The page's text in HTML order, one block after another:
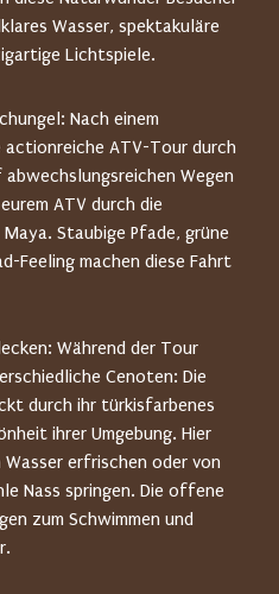
Wasser, spektakuläre
Lichtspiele.
Nach einem
ATV-Tour durch
Wegen
ATV durch die
Staubige Pfade, grüne
Feeling machen diese Fahrt
Während der Tour
Cenoten: Die
durch ihr türkisfarbenes
ihrer Umgebung. Hier
erfrischen oder von
Nass springen. Die offene
zum Schwimmen und